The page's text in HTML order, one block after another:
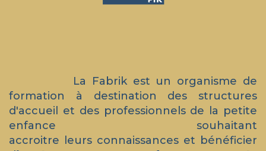
La Fabrik est un organisme de
formation à destination des structures
d'accueil et des professionnels de la petite
enfance souhaitant
accroitre leurs connaissances et bénéficier